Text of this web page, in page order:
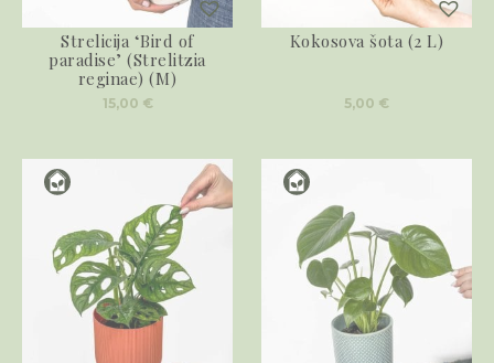
Strelicija ‘Bird of
paradise’ (Strelitzia
reginae) (M)
15,00 €
Kokosova šota (2 L)
5,00 €